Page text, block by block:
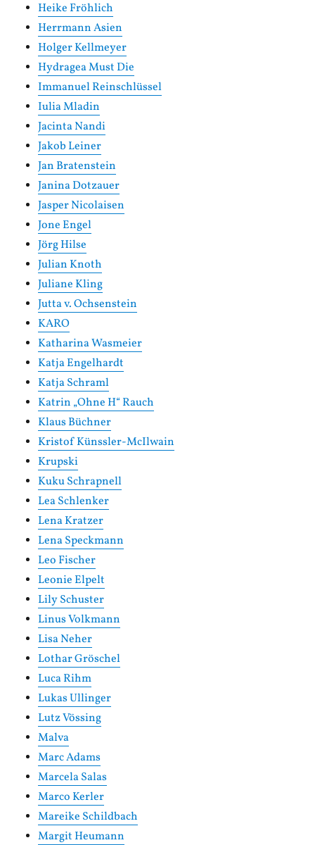
Heike Fröhlich
Herrmann Asien
Holger Kellmeyer
Hydragea Must Die
Immanuel Reinschlüssel
Iulia Mladin
Jacinta Nandi
Jakob Leiner
Jan Bratenstein
Janina Dotzauer
Jasper Nicolaisen
Jone Engel
Jörg Hilse
Julian Knoth
Juliane Kling
Jutta v. Ochsenstein
KARO
Katharina Wasmeier
Katja Engelhardt
Katja Schraml
Katrin „Ohne H“ Rauch
Klaus Büchner
Kristof Künssler-McIlwain
Krupski
Kuku Schrapnell
Lea Schlenker
Lena Kratzer
Lena Speckmann
Leo Fischer
Leonie Elpelt
Lily Schuster
Linus Volkmann
Lisa Neher
Lothar Gröschel
Luca Rihm
Lukas Ullinger
Lutz Vössing
Malva
Marc Adams
Marcela Salas
Marco Kerler
Mareike Schildbach
Margit Heumann